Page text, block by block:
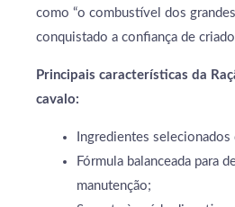
como “o combustível dos
conquistado a confiança de
Principais características da
cavalo:
Ingredientes selecionados
Fórmula balanceada para
manutenção;